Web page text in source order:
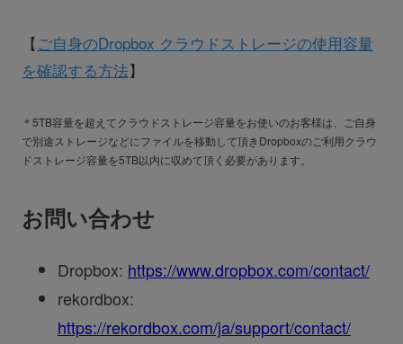
【ご自身のDropbox クラウドストレージの使用容量
を確認する方法】
＊5TB容量を超えてクラウドストレージ容量をお使いのお客様は、ご自身
で別途ストレージなどにファイルを移動して頂きDropboxのご利用クラウ
ドストレージ容量を5TB以内に収めて頂く必要があります。
お問い合わせ
Dropbox: https://www.dropbox.com/contact/
rekordbox:
https://rekordbox.com/ja/support/contact/